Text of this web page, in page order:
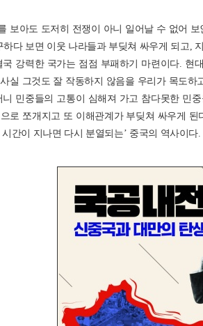
보아도 도저히 전쟁이 아니 일어날 수 없어
하다 보면 이웃 나라들과 부딪쳐 싸우게 되고,
국 강력한 국가는 점점 부패하기 마련이다. 현
실 그것도 잘 작동하지 않음을 우리가 목도
니 민중들의 고통이 심해져 가고 참다못한 민
로 쪼개지고 또 이해관계가 부딪쳐 싸우게
간이 지나면 다시 분열되는’ 중국의 역사이